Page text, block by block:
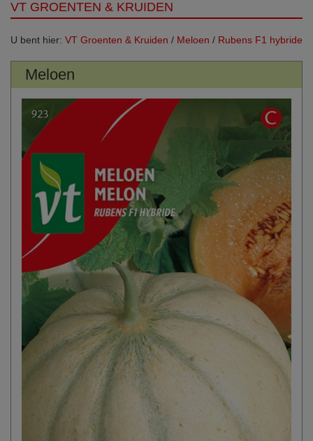
VT GROENTEN & KRUIDEN
U bent hier: VT Groenten & Kruiden / Meloen / Rubens F1 hybride
Meloen